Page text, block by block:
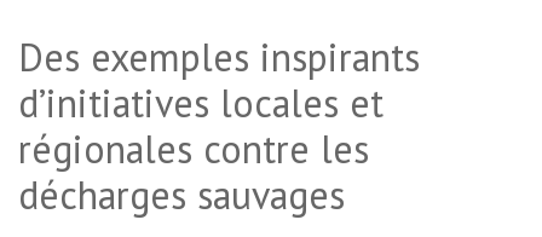
Des exemples inspirants
d’initiatives locales et
régionales contre les
décharges sauvages